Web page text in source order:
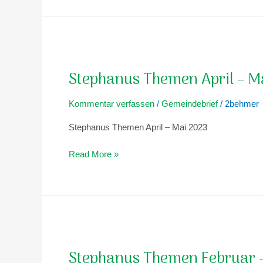
Stephanus Themen April –
Kommentar verfassen / Gemeindebrief/ 2behmer
Stephanus Themen April – Mai 2023
April
Mai
Read More »
Februar